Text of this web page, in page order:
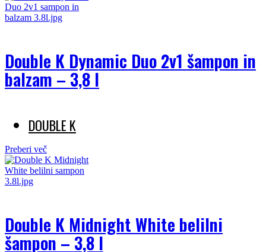
Double K Dynamic Duo 2v1 šampon in
balzam – 3,8 l
DOUBLE K
Preberi več
Double K Midnight White belilni
šampon – 3,8 l